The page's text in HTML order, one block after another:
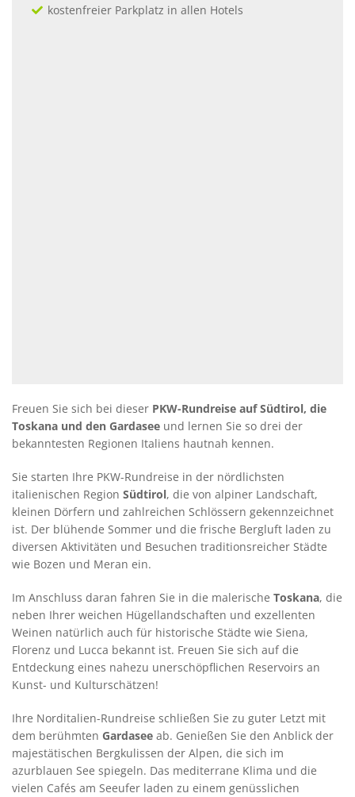
kostenfreier Parkplatz in allen Hotels
Freuen Sie sich bei dieser PKW-Rundreise auf Südtirol, die
Toskana und den Gardasee und lernen Sie so drei der
bekanntesten Regionen Italiens hautnah kennen.
Sie starten Ihre PKW-Rundreise in der nördlichsten
italienischen Region Südtirol, die von alpiner Landschaft,
kleinen Dörfern und zahlreichen Schlössern gekennzeichnet
ist. Der blühende Sommer und die frische Bergluft laden zu
diversen Aktivitäten und Besuchen traditionsreicher Städte
wie Bozen und Meran ein.
Im Anschluss daran fahren Sie in die malerische Toskana, die
neben Ihrer weichen Hügellandschaften und exzellenten
Weinen natürlich auch für historische Städte wie Siena,
Florenz und Lucca bekannt ist. Freuen Sie sich auf die
Entdeckung eines nahezu unerschöpflichen Reservoirs an
Kunst- und Kulturschätzen!
Ihre Norditalien-Rundreise schließen Sie zu guter Letzt mit
dem berühmten Gardasee ab. Genießen Sie den Anblick der
majestätischen Bergkulissen der Alpen, die sich im
azurblauen See spiegeln. Das mediterrane Klima und die
vielen Cafés am Seeufer laden zu einem genüsslichen